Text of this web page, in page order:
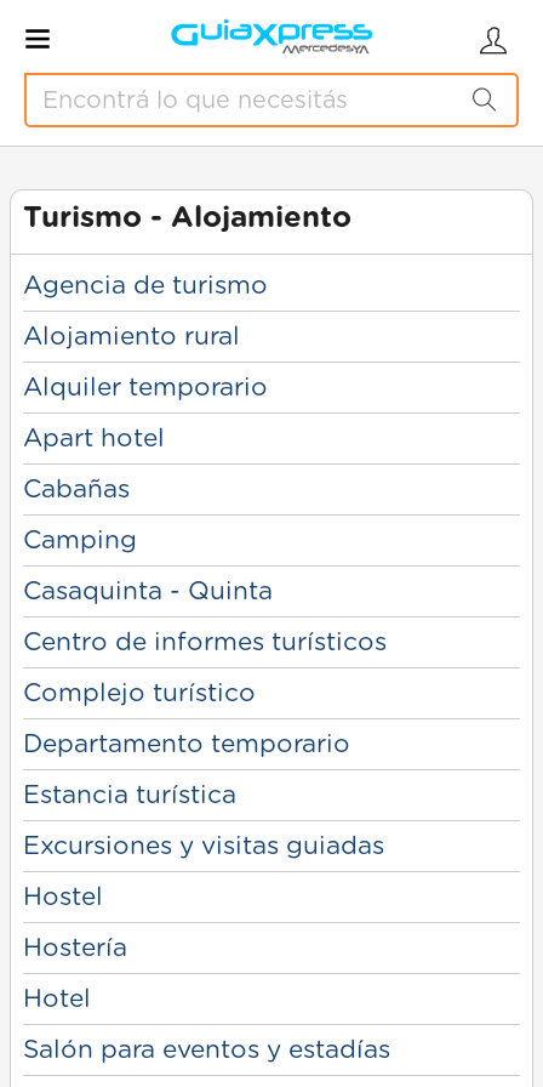
Turismo - Alojamiento
Agencia de turismo
Alojamiento rural
Alquiler temporario
Apart hotel
Cabañas
Camping
Casaquinta - Quinta
Centro de informes turísticos
Complejo turístico
Departamento temporario
Estancia turística
Excursiones y visitas guiadas
Hostel
Hostería
Hotel
Salón para eventos y estadías